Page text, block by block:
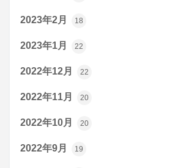
2023年2月 18
2023年1月 22
2022年12月 22
2022年11月 20
2022年10月 20
2022年9月 19